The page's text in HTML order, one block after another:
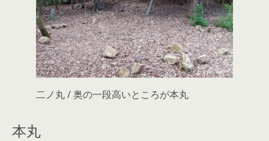
二ノ丸 / 奥の一段高いところが本丸
本丸